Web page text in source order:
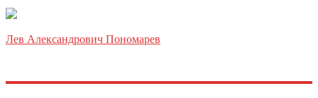
Лев Александрович Пономарев